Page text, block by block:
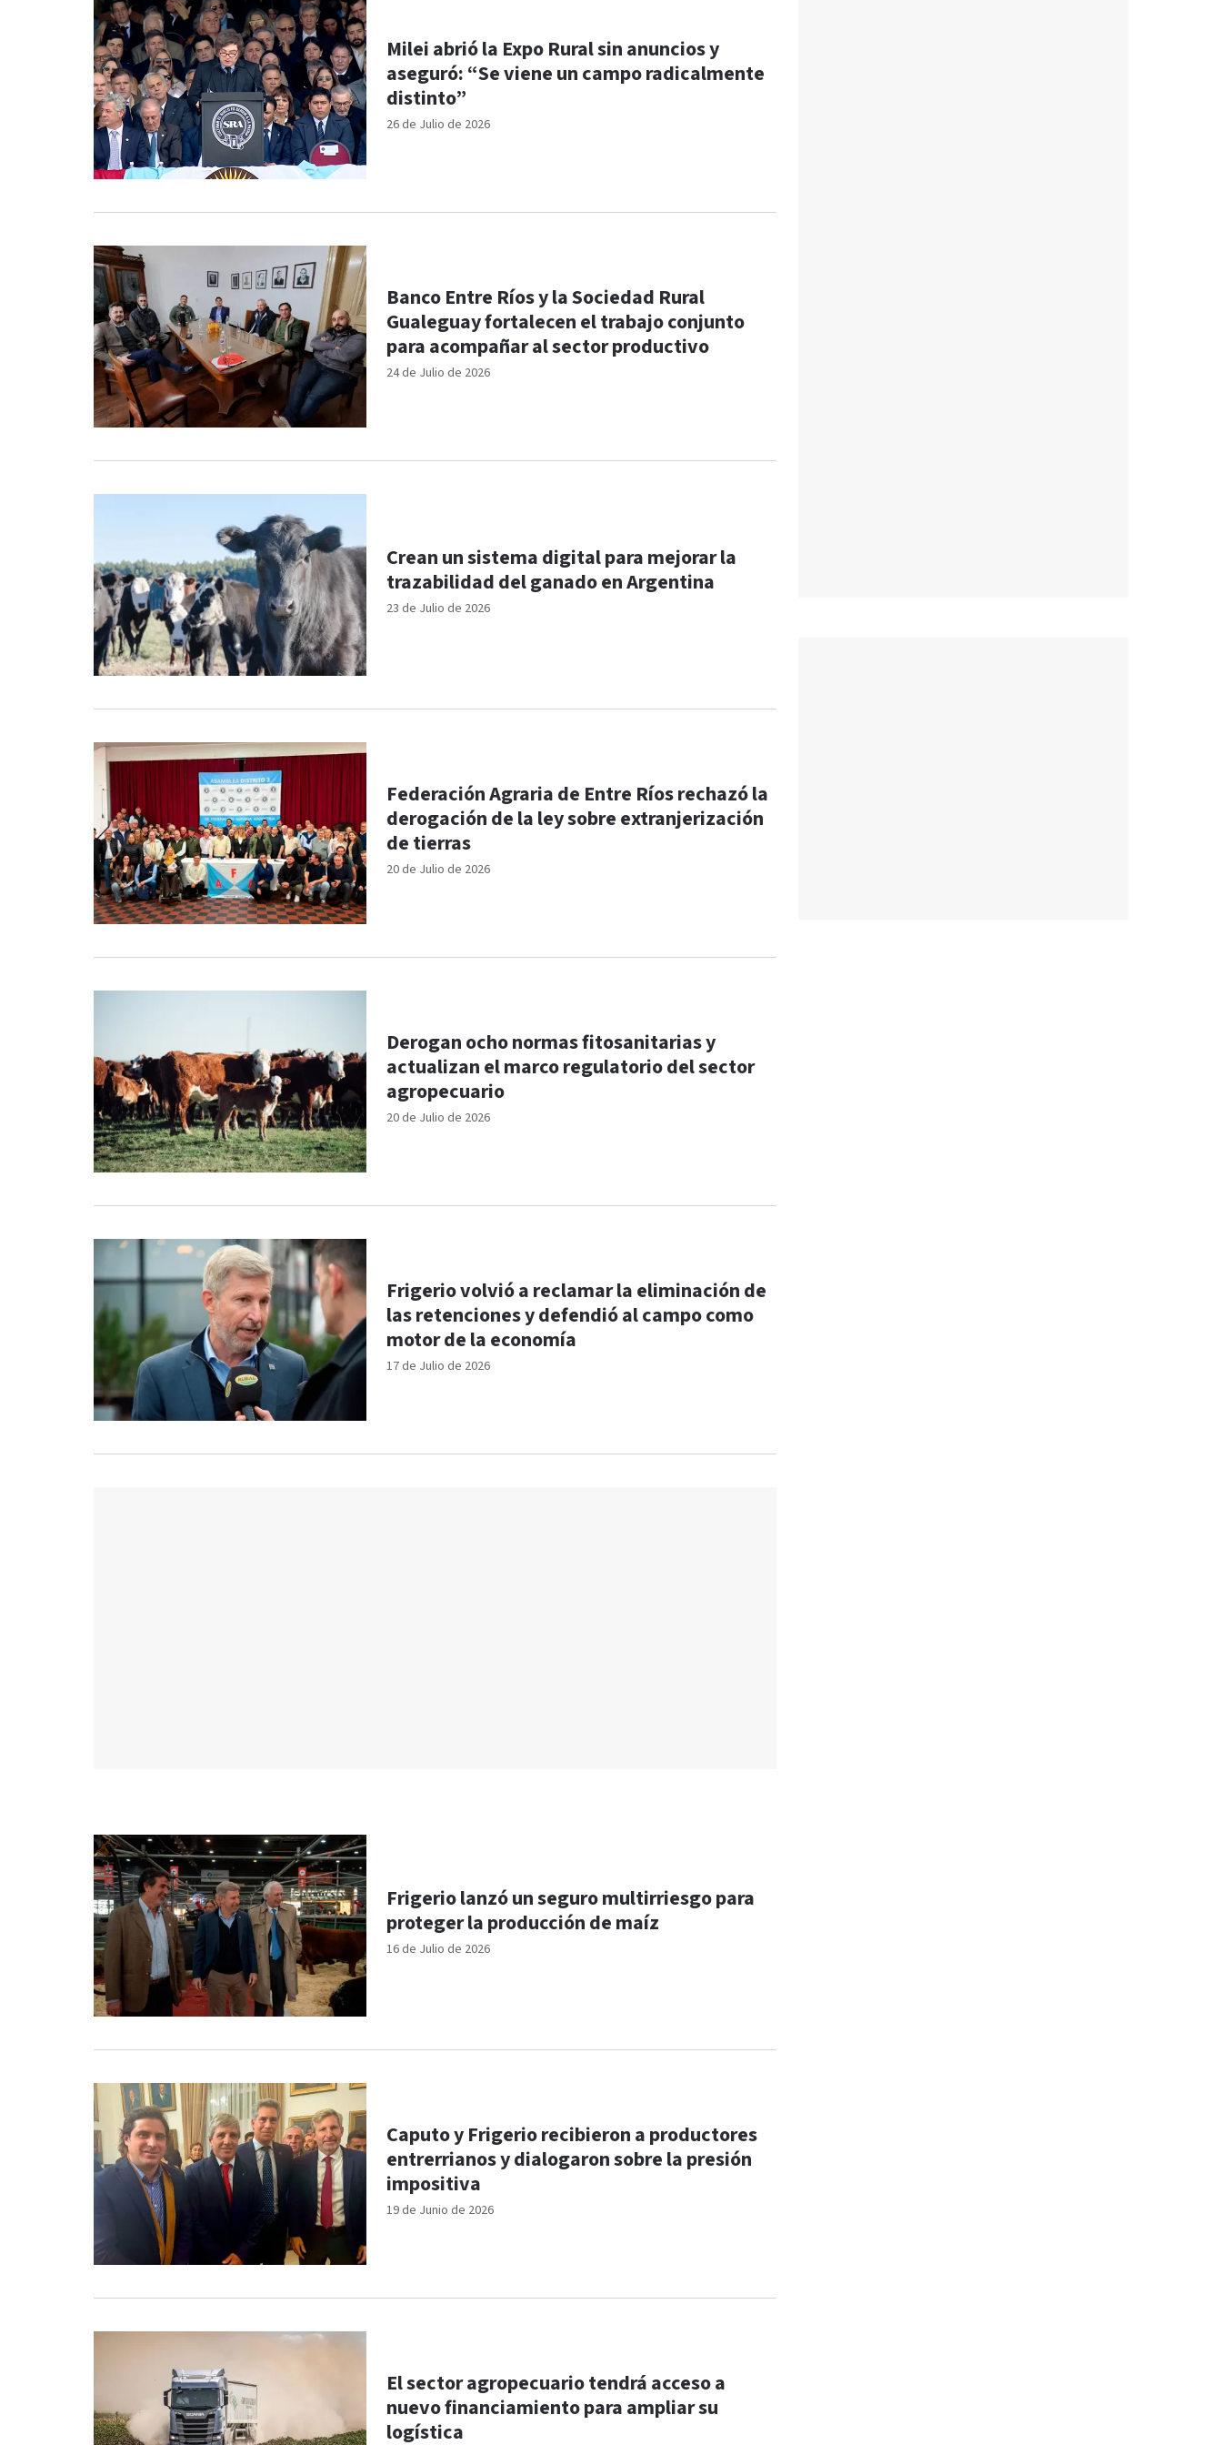
26 de Julio de 2026
Milei abrió la Expo Rural sin anuncios y
aseguró: “Se viene un campo radicalmente
distinto”
24 de Julio de 2026
Banco Entre Ríos y la Sociedad Rural
Gualeguay fortalecen el trabajo conjunto
para acompañar al sector productivo
23 de Julio de 2026
Crean un sistema digital para mejorar la
trazabilidad del ganado en Argentina
20 de Julio de 2026
Federación Agraria de Entre Ríos rechazó la
derogación de la ley sobre extranjerización
de tierras
20 de Julio de 2026
Derogan ocho normas fitosanitarias y
actualizan el marco regulatorio del sector
agropecuario
17 de Julio de 2026
Frigerio volvió a reclamar la eliminación de
las retenciones y defendió al campo como
motor de la economía
16 de Julio de 2026
Frigerio lanzó un seguro multirriesgo para
proteger la producción de maíz
19 de Junio de 2026
Caputo y Frigerio recibieron a productores
entrerrianos y dialogaron sobre la presión
impositiva
El sector agropecuario tendrá acceso a
nuevo financiamiento para ampliar su
logística